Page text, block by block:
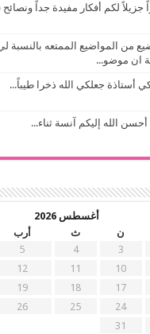
لكم أفكار مفيدة جداً ونصائح
من المواضيع الممتعه بالنسبة
ان موضو...
أستاذة جعلكي الله ذخرا طيباً...
الله إليكم آنسة ثناء...
أغسطس 2026
ن ث أرب
3
4
5
10
11
12
17
18
19
24
25
26
31